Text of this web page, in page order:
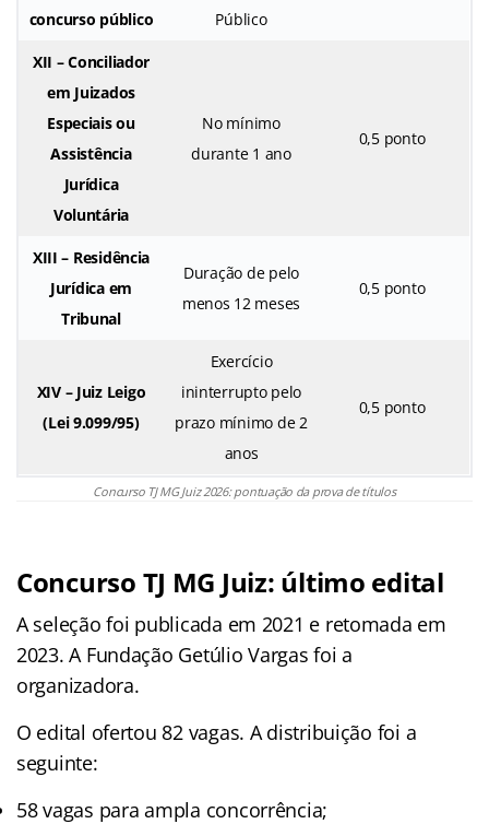
concurso público
Público
XII – Conciliador
em Juizados
Especiais ou
Assistência
Jurídica
Voluntária
No mínimo
durante 1 ano
0,5 ponto
XIII – Residência
Jurídica em
Tribunal
Duração de pelo
menos 12 meses
0,5 ponto
XIV – Juiz Leigo
(Lei 9.099/95)
Exercício
ininterrupto pelo
prazo mínimo de 2
anos
0,5 ponto
Concurso TJ MG Juiz 2026: pontuação da prova de títulos
Concurso TJ MG Juiz: último edital
A seleção foi publicada em 2021 e retomada em
2023. A Fundação Getúlio Vargas foi a
organizadora.
O edital ofertou 82 vagas. A distribuição foi a
seguinte:
58 vagas para ampla concorrência;